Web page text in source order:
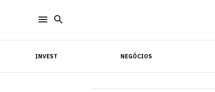
INVEST NEGÓCIOS
INVEST